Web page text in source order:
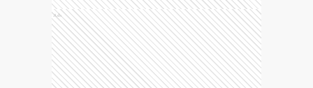
Ads